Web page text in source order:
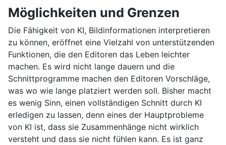
Möglichkeiten und Grenzen
Die Fähigkeit von KI, Bildinformationen interpretieren
zu können, eröffnet eine Vielzahl von unterstützenden
Funktionen, die den Editoren das Leben leichter
machen. Es wird nicht lange dauern und die
Schnittprogramme machen den Editoren Vorschläge,
was wo wie lange platziert werden soll. Bisher macht
es wenig Sinn, einen vollständigen Schnitt durch KI
erledigen zu lassen, denn eines der Hauptprobleme
von KI ist, dass sie Zusammenhänge nicht wirklich
versteht und dass sie nicht fühlen kann. Es ist ganz